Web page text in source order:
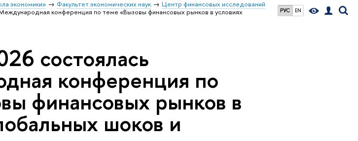
РУС EN
экономики» Факультет экономических наук
Центр финансовых исследований
конференция по теме «Вызовы финансовых рынков в условиях
состоялась
конференция по
финансовых рынков в
шоков и